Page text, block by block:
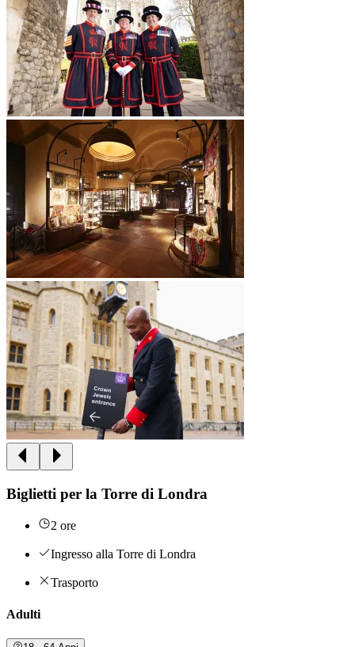
Biglietti per la Torre di Londra
2 ore
Ingresso alla Torre di Londra
Trasporto
Adulti